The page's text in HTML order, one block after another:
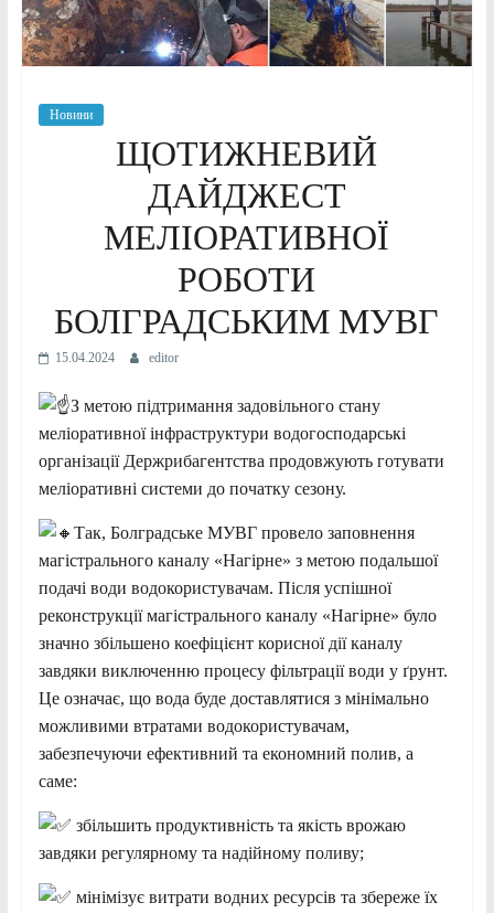
Новини
ЩОТИЖНЕВИЙ
ДАЙДЖЕСТ
МЕЛІОРАТИВНОЇ
РОБОТИ
БОЛГРАДСЬКИМ МУВГ
15.04.2024 editor
З метою підтримання задовільного стану
меліоративної інфраструктури водогосподарські
організації Держрибагентства продовжують готувати
меліоративні системи до початку сезону.
Так, Болградське МУВГ провело заповнення
магістрального каналу «Нагірне» з метою подальшої
подачі води водокористувачам. Після успішної
реконструкції магістрального каналу «Нагірне» було
значно збільшено коефіцієнт корисної дії каналу
завдяки виключенню процесу фільтрації води у ґрунт.
Це означає, що вода буде доставлятися з мінімально
можливими втратами водокористувачам,
забезпечуючи ефективний та економний полив, а
саме:
збільшить продуктивність та якість врожаю
завдяки регулярному та надійному поливу;
мінімізує витрати водних ресурсів та збереже їх